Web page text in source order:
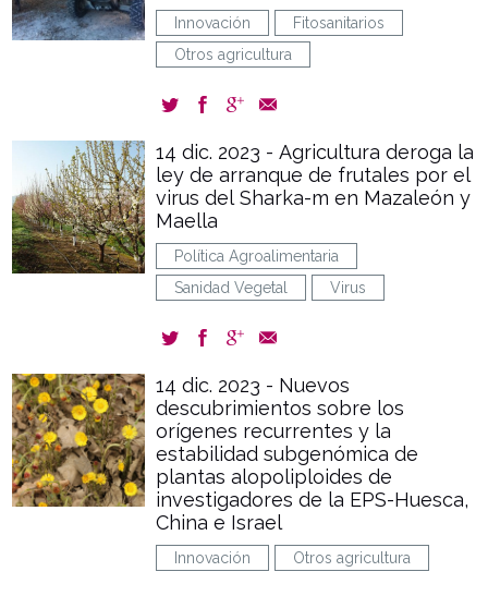
Innovación
Fitosanitarios
Otros agricultura
14 dic. 2023 - Agricultura deroga la
ley de arranque de frutales por el
virus del Sharka-m en Mazaleón y
Maella
Política Agroalimentaria
Sanidad Vegetal
Virus
14 dic. 2023 - Nuevos
descubrimientos sobre los
orígenes recurrentes y la
estabilidad subgenómica de
plantas alopoliploides de
investigadores de la EPS-Huesca,
China e Israel
Innovación Otros agricultura